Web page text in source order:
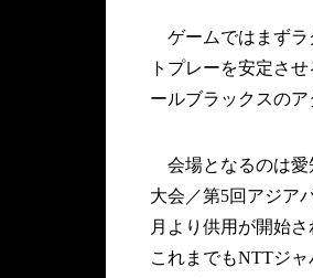
ゲームではまずラ
トプレーを安定さ
ールブラックスの
会場となるのは愛
大会／第5回アジア
月より供用が開始
これまでもNTTジ